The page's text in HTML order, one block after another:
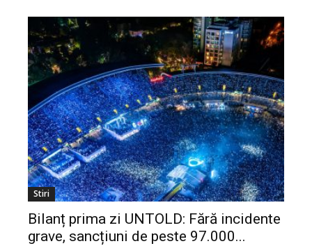
Stiri
Bilanț prima zi UNTOLD: Fără incidente
grave, sancțiuni de peste 97.000...